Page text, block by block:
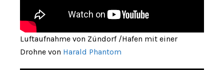
Luftaufnahme von Zündorf /Hafen mit einer
Drohne von Harald Phantom